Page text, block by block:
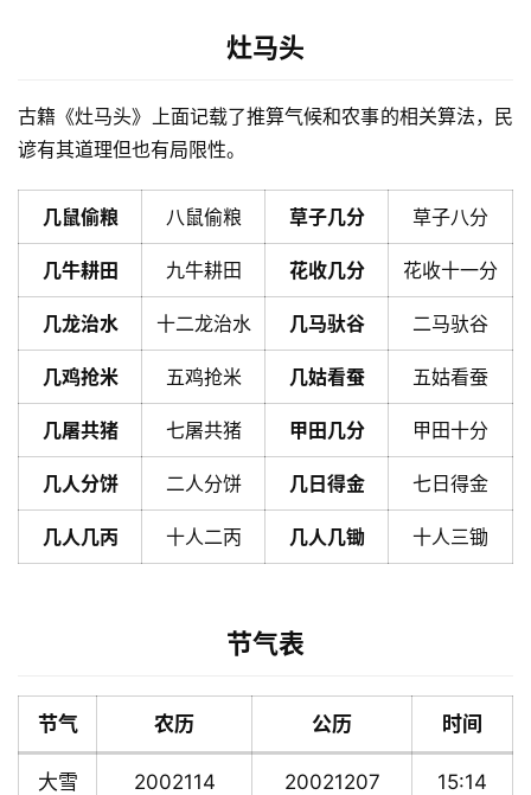
灶马头
古籍《灶马头》上面记载了推算气候和农事的相关算法，民
谚有其道理但也有局限性。
几鼠偷粮 八鼠偷粮 草子几分 草子八分
几牛耕田 九牛耕田 花收几分 花收十一分
几龙治水 十二龙治水 几马驮谷 二马驮谷
几鸡抢米 五鸡抢米 几姑看蚕 五姑看蚕
几屠共猪 七屠共猪 甲田几分 甲田十分
几人分饼 二人分饼 几日得金 七日得金
几人几丙 十人二丙 几人几锄 十人三锄
节气表
节气 农历 公历 时间
大雪 2002114 20021207 15:14